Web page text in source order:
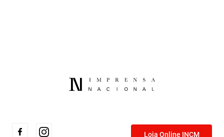
Loja Online INCM